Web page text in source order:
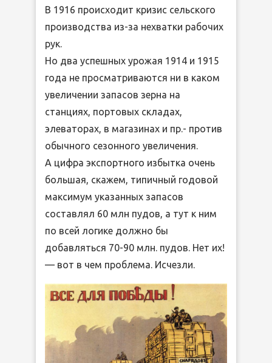
В 1916 происходит кризис сельского
производства из-за нехватки рабочих
рук.
Но два успешных урожая 1914 и 1915
года не просматриваются ни в каком
увеличении запасов зерна на
станциях, портовых складах,
элеваторах, в магазинах и пр.- против
обычного сезонного увеличения.
А цифра экспортного избытка очень
большая, скажем, типичный годовой
максимум указанных запасов
составлял 60 млн пудов, а тут к ним
по всей логике должно бы
добавляться 70-90 млн. пудов. Нет их!
— вот в чем проблема. Исчезли.